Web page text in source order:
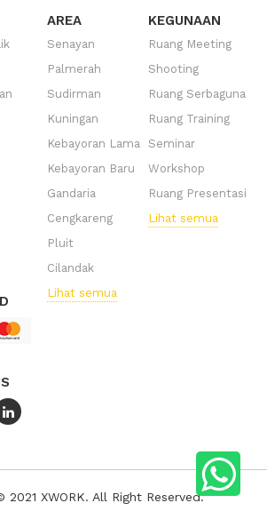
AREA
Senayan
Palmerah
Sudirman
Kuningan
Kebayoran Lama
Kebayoran Baru
Gandaria
Cengkareng
Pluit
Cilandak
Lihat semua
KEGUNAAN
Ruang Meeting
Shooting
Ruang Serbaguna
Ruang Training
Seminar
Workshop
Ruang Presentasi
Lihat semua
XWORK. All Right Reserved.